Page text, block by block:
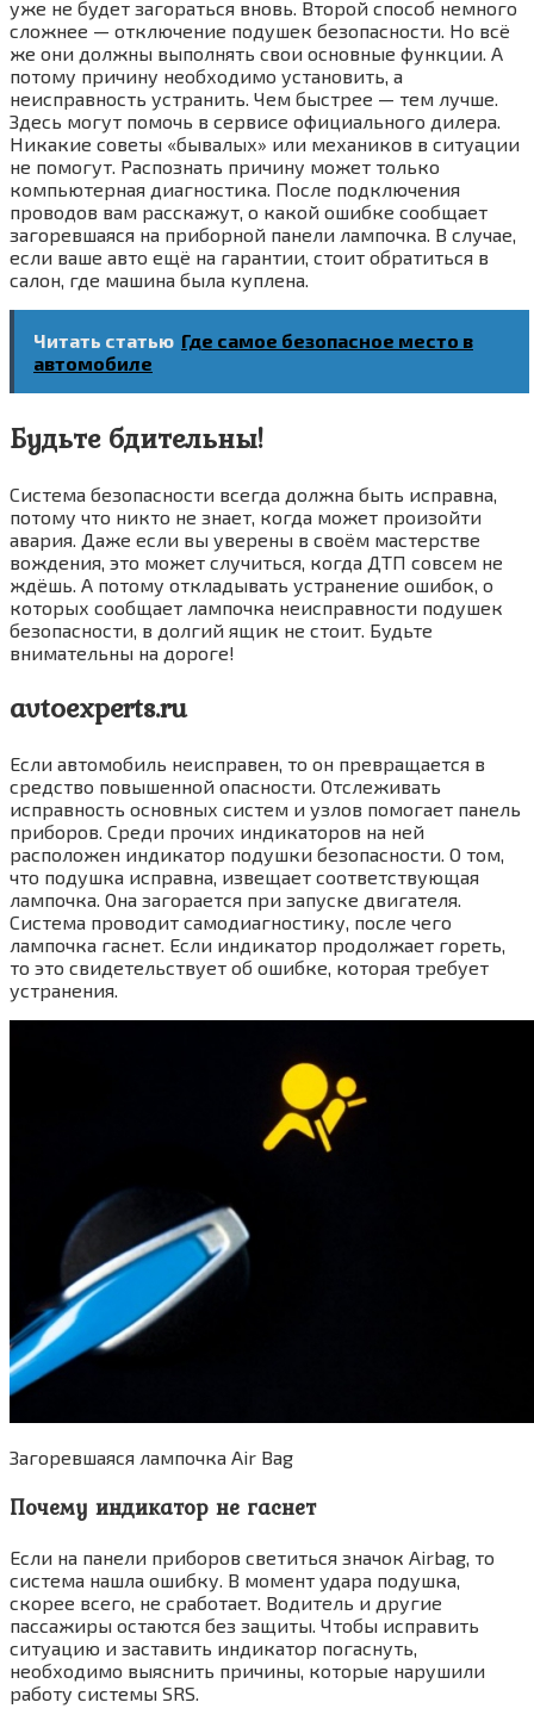
уже не будет загораться вновь. Второй способ немного
сложнее — отключение подушек безопасности. Но всё
же они должны выполнять свои основные функции. А
потому причину необходимо установить, а
неисправность устранить. Чем быстрее — тем лучше.
Здесь могут помочь в сервисе официального дилера.
Никакие советы «бывалых» или механиков в ситуации
не помогут. Распознать причину может только
компьютерная диагностика. После подключения
проводов вам расскажут, о какой ошибке сообщает
загоревшаяся на приборной панели лампочка. В случае,
если ваше авто ещё на гарантии, стоит обратиться в
салон, где машина была куплена.
Читать статью Где самое безопасное место в
автомобиле
Будьте бдительны!
Система безопасности всегда должна быть исправна,
потому что никто не знает, когда может произойти
авария. Даже если вы уверены в своём мастерстве
вождения, это может случиться, когда ДТП совсем не
ждёшь. А потому откладывать устранение ошибок, о
которых сообщает лампочка неисправности подушек
безопасности, в долгий ящик не стоит. Будьте
внимательны на дороге!
avtoexperts.ru
Если автомобиль неисправен, то он превращается в
средство повышенной опасности. Отслеживать
исправность основных систем и узлов помогает панель
приборов. Среди прочих индикаторов на ней
расположен индикатор подушки безопасности. О том,
что подушка исправна, извещает соответствующая
лампочка. Она загорается при запуске двигателя.
Система проводит самодиагностику, после чего
лампочка гаснет. Если индикатор продолжает гореть,
то это свидетельствует об ошибке, которая требует
устранения.
Загоревшаяся лампочка Air Bag
Почему индикатор не гаснет
Если на панели приборов светиться значок Airbag, то
система нашла ошибку. В момент удара подушка,
скорее всего, не сработает. Водитель и другие
пассажиры остаются без защиты. Чтобы исправить
ситуацию и заставить индикатор погаснуть,
необходимо выяснить причины, которые нарушили
работу системы SRS.